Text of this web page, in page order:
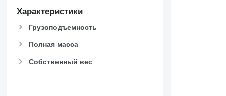
Характеристики
Грузоподъемность
Полная масса
Собственный вес